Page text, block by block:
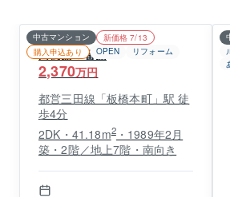
中古マンション
新価格 7/13
購入申込あり
OPEN リフォーム
白樹館３番館
2,370万円
都営三田線「板橋本町」駅 徒
歩4分
2DK・41.18m2・1989年2月
築・2階／地上7階・南向き